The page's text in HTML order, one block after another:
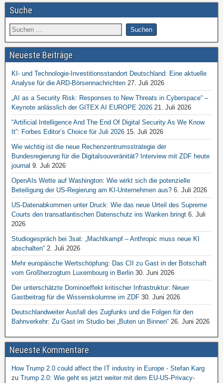
Suche
Neueste Beiträge
KI- und Technologie-Investitionsstandort Deutschland: Eine aktuelle
Analyse für die ARD-Börsennachrichten 27. Juli 2026
„AI as a Security Risk: Responses to New Threats in Cyberspace“ –
Keynote anlässlich der GITEX AI EUROPE 2026 21. Juli 2026
“Artificial Intelligence And The End Of Digital Security As We Know
It”: Forbes Editor’s Choice für Juli 2026 15. Juli 2026
Wie wichtig ist die neue Rechenzentrumsstrategie der
Bundesregierung für die Digitalsouveränität? Interview mit ZDF heute
journal 9. Juli 2026
OpenAIs Wette auf Washington: Wie wirkt sich die potenzielle
Beteiligung der US-Regierung am KI-Unternehmen aus? 6. Juli 2026
US-Datenabkommen unter Druck: Wie das neue Urteil des Supreme
Courts den transatlantischen Datenschutz ins Wanken bringt 6. Juli
2026
Studiogespräch bei 3sat: „Machtkampf – Anthropic muss neue KI
abschalten“ 2. Juli 2026
Mehr europäische Wertschöpfung: Das CII zu Gast in der Botschaft
vom Großherzogtum Luxembourg in Berlin 30. Juni 2026
Der unterschätzte Dominoeffekt kritischer Infrastruktur: Neuer
Gastbeitrag für die Wissenskolumne im ZDF 30. Juni 2026
Deutschlandweiter Ausfall des Zugfunks und die Folgen für den
Bahnverkehr: Zu Gast im Studio bei „Buten un Binnen“ 26. Juni 2026
Neueste Kommentare
How Trump 2.0 could affect the IT industry in Europe - Stefan Karg
zu Trump 2.0: Wie geht es jetzt weiter mit dem EU-US-Privacy-